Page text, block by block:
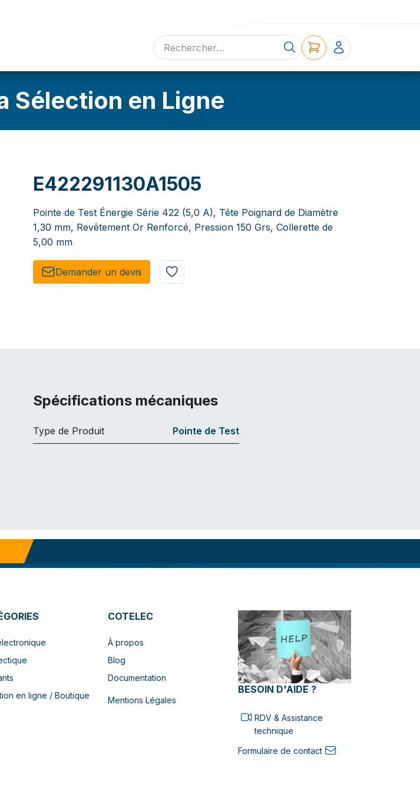
Sélection en ligne Contact
Sélection en Ligne
E422291130A1505
Pointe de Test Énergie Série 422 (5,0 A), Tête Poignard de Diamètre
1,30 mm, Revêtement Or Renforcé, Pression 150 Grs, Collerette de
5,00 mm
Demander un de​​vis​​
Spécifications mécaniques
Type de Produit Pointe de Test
en ligne / Boutique
COTELEC
À propos
Blog
Documentation
Mentions Légales
BESOIN D'AIDE ?
RDV & Assistance
technique
Formulaire de contact